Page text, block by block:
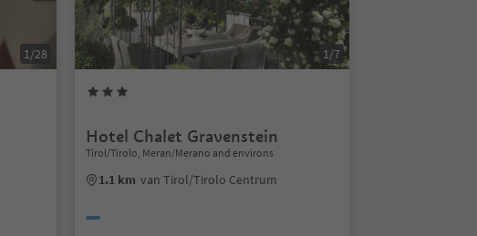
1/28 1/7
Hotel Chalet Gravenstein
Tirol/Tirolo, Meran/Merano and environs
1.1 km van Tirol/Tirolo Centrum